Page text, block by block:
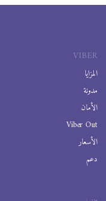
VIBER
المزايا
مدونة
الأمان
Viber Out
الأسعار
دعم